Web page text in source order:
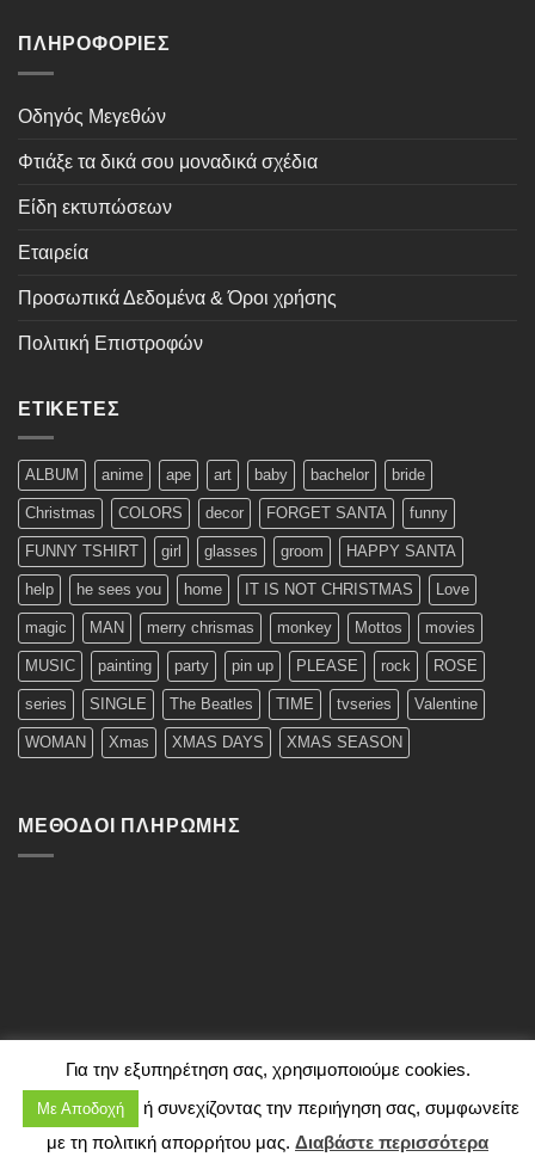
ΠΛΗΡΟΦΟΡΊΕΣ
Οδηγός Μεγεθών
Φτιάξε τα δικά σου μοναδικά σχέδια
Είδη εκτυπώσεων
Εταιρεία
Προσωπικά Δεδομένα & Όροι χρήσης
Πολιτική Επιστροφών
ΕΤΙΚΈΤΕΣ
ALBUM anime ape art baby bachelor bride
Christmas COLORS decor FORGET SANTA funny
FUNNY TSHIRT girl glasses groom HAPPY SANTA
help he sees you home IT IS NOT CHRISTMAS Love
magic MAN merry chrismas monkey Mottos movies
MUSIC painting party pin up PLEASE rock ROSE
series SINGLE The Beatles TIME tvseries Valentine
WOMAN Xmas XMAS DAYS XMAS SEASON
ΜΈΘΟΔΟΙ ΠΛΗΡΩΜΉΣ
Copyright 2026 ©Typomplouzakia
Για την εξυπηρέτηση σας, χρησιμοποιούμε cookies.
Με Αποδοχή
ή συνεχίζοντας την περιήγηση σας, συμφωνείτε
με τη πολιτική απορρήτου μας. Διαβάστε περισσότερα